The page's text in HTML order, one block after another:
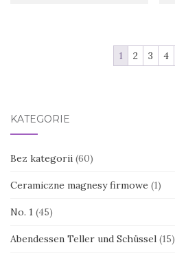
1 2 3 4
KATEGORIE
Bez kategorii (60)
Ceramiczne magnesy firmowe (1)
No. 1 (45)
Abendessen Teller und Schüssel (15)